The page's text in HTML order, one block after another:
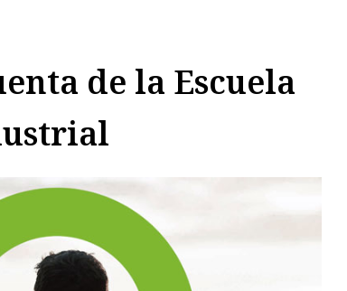
de la Escuela